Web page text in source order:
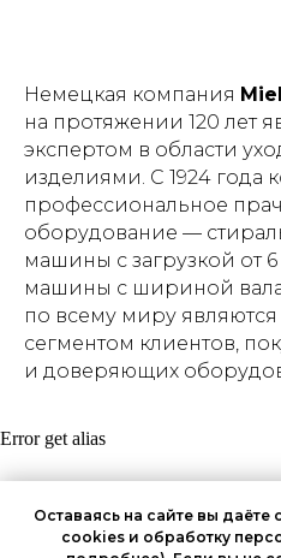
Немецкая компания
на протяжении 120 лет
экспертом в области
изделиями. С 1924 года
профессиональное
оборудование —
машины с загрузкой от
машины с шириной вала
по всему миру
сегментом клиентов,
и доверяющих
Error get alias
Согласие на получение
рассылок и обработку
Оставаясь на сайте вы даёте
cookies и обработку